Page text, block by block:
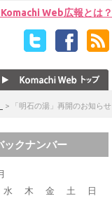
Komachi Web広報とは？
> 「明石の湯」再開のお知らせ
ックナンバー
水 木 金 土 日